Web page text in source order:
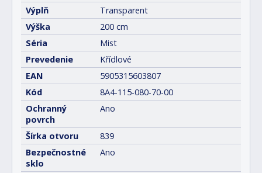
Výplň
Transparent
Výška
200 cm
Séria
Mist
Prevedenie
Křídlové
EAN
5905315603807
Kód
8A4-115-080-70-00
Ochranný
povrch
Ano
Šírka otvoru
839
Bezpečnostné
sklo
Ano